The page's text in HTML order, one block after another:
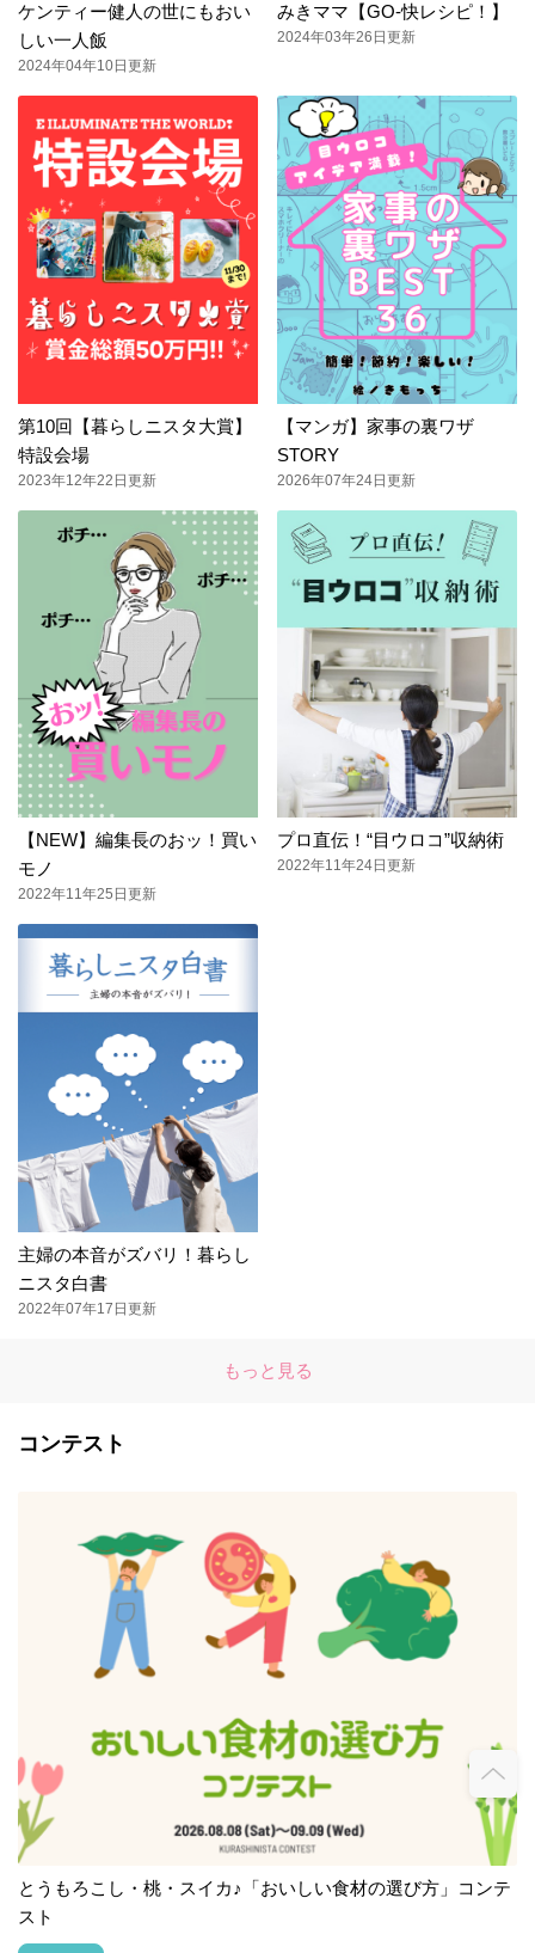
ケンティー健人の世にもおい
しい一人飯
2024年04年10日更新
みきママ【GO-快レシピ！】
2024年03年26日更新
第10回【暮らしニスタ大賞】
特設会場
2023年12年22日更新
【マンガ】家事の裏ワザ
STORY
2026年07年24日更新
【NEW】編集長のおッ！買い
モノ
2022年11年25日更新
プロ直伝！“目ウロコ”収納術
2022年11年24日更新
主婦の本音がズバリ！暮らし
ニスタ白書
2022年07年17日更新
もっと見る
コンテスト
とうもろこし・桃・スイカ♪「おいしい食材の選び方」コンテ
スト